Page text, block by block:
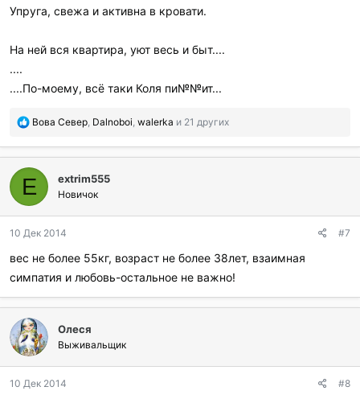
Упруга, свежа и активна в кровати.
На ней вся квартира, уют весь и быт....
....
....По-моему, всё таки Коля пи№№ит...
П
б
л
а
г
о
а
и
л
и
:
Вова Север, Dalnoboi, walerka и 21 других
E extrim555
Новичок
10 Дек 2014 #7
вес не более 55кг, возраст не более 38лет, взаимная
симпатия и любовь-остальное не важно!
Олеся
Выживальщик
10 Дек 2014 #8